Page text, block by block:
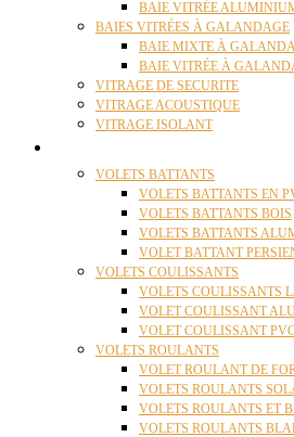
BAIE VITRÉE
BAIES VITRÉES À GALANDAGE
BAIE MIXTE À
BAIE VITRÉE À
VITRAGE DE SECURITE
VITRAGE ACOUSTIQUE
VITRAGE ISOLANT
VOLETS BATTANTS
VOLETS BATTANTS EN
VOLETS BATTANTS BOIS
VOLETS BATTANTS
VOLET BATTANT
VOLETS COULISSANTS
VOLETS COULISSANTS
VOLET COULISSANT
VOLET COULISSANT
VOLETS ROULANTS
VOLET ROULANT DE
VOLETS ROULANTS
VOLETS ROULANTS ET
VOLETS ROULANTS